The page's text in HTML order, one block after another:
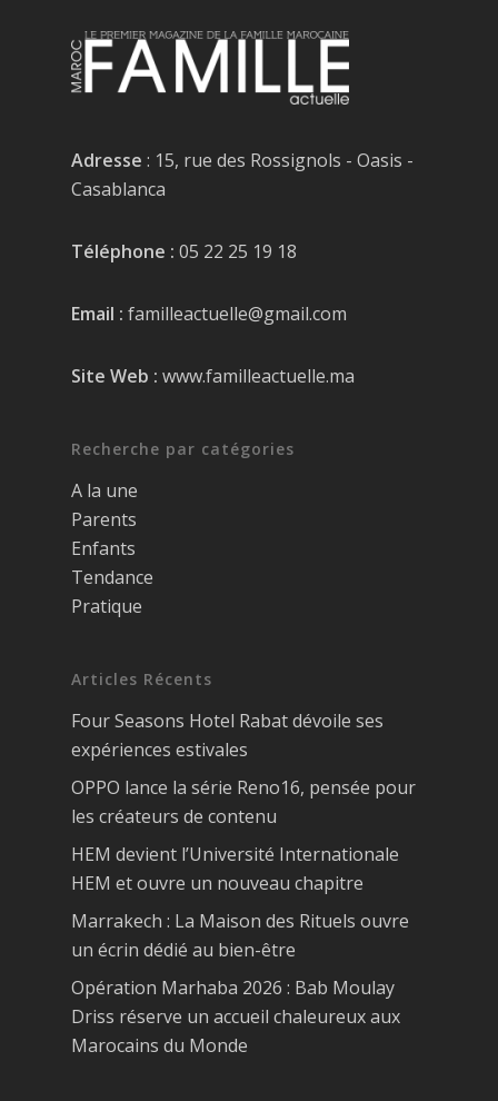
Adresse : 15, rue des Rossignols - Oasis -
Casablanca
Téléphone : 05 22 25 19 18
Email : familleactuelle@gmail.com
Site Web : www.familleactuelle.ma
Recherche par catégories
A la une
Parents
Enfants
Tendance
Pratique
Articles Récents
Four Seasons Hotel Rabat dévoile ses
expériences estivales
OPPO lance la série Reno16, pensée pour
les créateurs de contenu
HEM devient l’Université Internationale
HEM et ouvre un nouveau chapitre
Marrakech : La Maison des Rituels ouvre
un écrin dédié au bien-être
Opération Marhaba 2026 : Bab Moulay
Driss réserve un accueil chaleureux aux
Marocains du Monde